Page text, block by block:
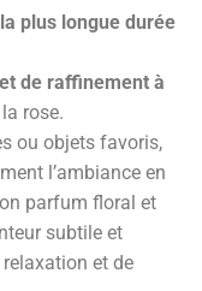
plus longue durée
de raffinement à
rose.
ou objets favoris,
l’ambiance en
parfum floral et
subtile et
et de